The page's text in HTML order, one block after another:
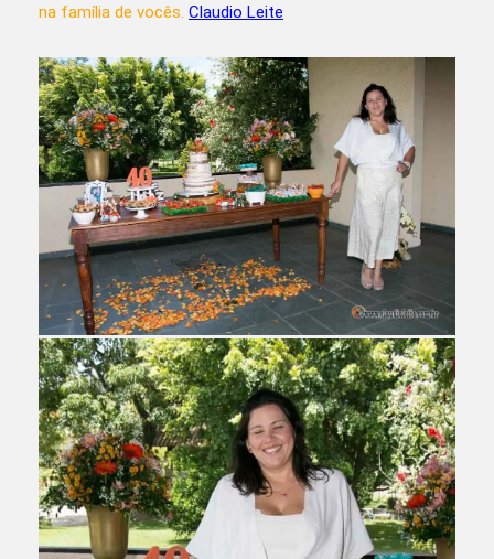
na família de vocês. Claudio Leite